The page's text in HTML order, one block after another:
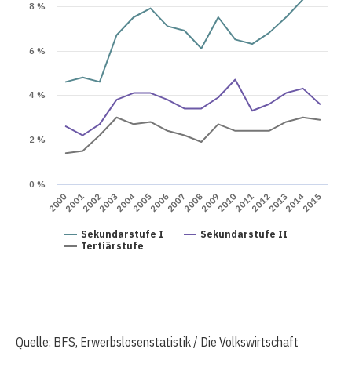
Sekundarstufe I
Sekundarstufe II
Tertiärstufe
2000200120022003200420052006200720082009201020112012201320142015
0 %
2 %
4 %
6 %
8 %
Quelle: BFS, Erwerbslosenstatistik / Die Volkswirtschaft